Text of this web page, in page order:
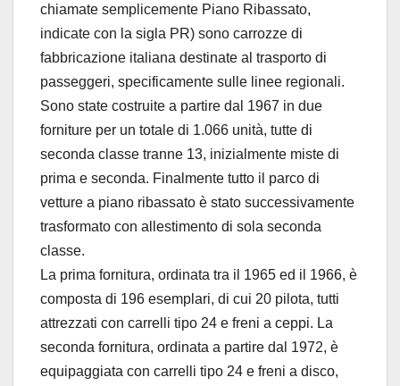
chiamate semplicemente Piano Ribassato,
indicate con la sigla PR) sono carrozze di
fabbricazione italiana destinate al trasporto di
passeggeri, specificamente sulle linee regionali.
Sono state costruite a partire dal 1967 in due
forniture per un totale di 1.066 unità, tutte di
seconda classe tranne 13, inizialmente miste di
prima e seconda. Finalmente tutto il parco di
vetture a piano ribassato è stato successivamente
trasformato con allestimento di sola seconda
classe.
La prima fornitura, ordinata tra il 1965 ed il 1966, è
composta di 196 esemplari, di cui 20 pilota, tutti
attrezzati con carrelli tipo 24 e freni a ceppi. La
seconda fornitura, ordinata a partire dal 1972, è
equipaggiata con carrelli tipo 24 e freni a disco,